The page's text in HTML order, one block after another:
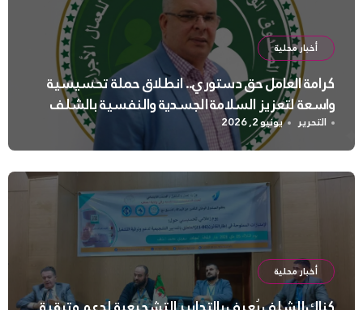
أخبار محلية
كرامة العامل حق دستوري.. انطلاق حملة تحسيسية
واسعة لتعزيز السلامة الجسدية والنفسية بالشلف
التحرير يونيو 2, 2026
أخبار محلية